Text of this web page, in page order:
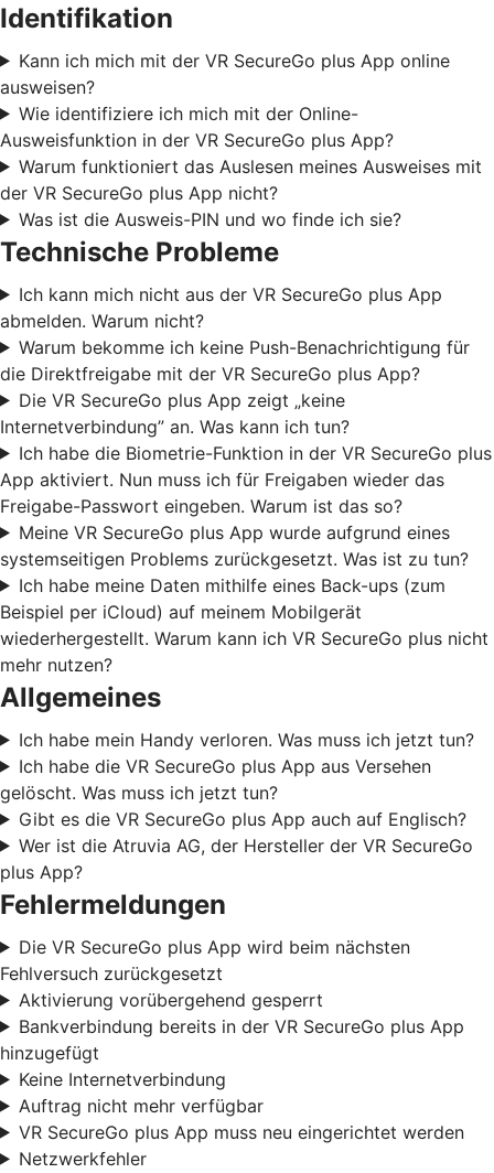
Identifikation
Kann ich mich mit der VR SecureGo plus App online
ausweisen?
Wie identifiziere ich mich mit der Online-
Ausweisfunktion in der VR SecureGo plus App?
Warum funktioniert das Auslesen meines Ausweises mit
der VR SecureGo plus App nicht?
Was ist die Ausweis-PIN und wo finde ich sie?
Technische Probleme
Ich kann mich nicht aus der VR SecureGo plus App
abmelden. Warum nicht?
Warum bekomme ich keine Push-Benachrichtigung für
die Direktfreigabe mit der VR SecureGo plus App?
Die VR SecureGo plus App zeigt „keine
Internetverbindung” an. Was kann ich tun?
Ich habe die Biometrie-Funktion in der VR SecureGo plus
App aktiviert. Nun muss ich für Freigaben wieder das
Freigabe-Passwort eingeben. Warum ist das so?
Meine VR SecureGo plus App wurde aufgrund eines
systemseitigen Problems zurückgesetzt. Was ist zu tun?
Ich habe meine Daten mithilfe eines Back-ups (zum
Beispiel per iCloud) auf meinem Mobilgerät
wiederhergestellt. Warum kann ich VR SecureGo plus nicht
mehr nutzen?
Allgemeines
Ich habe mein Handy verloren. Was muss ich jetzt tun?
Ich habe die VR SecureGo plus App aus Versehen
gelöscht. Was muss ich jetzt tun?
Gibt es die VR SecureGo plus App auch auf Englisch?
Wer ist die Atruvia AG, der Hersteller der VR SecureGo
plus App?
Fehlermeldungen
Die VR SecureGo plus App wird beim nächsten
Fehlversuch zurückgesetzt
Aktivierung vorübergehend gesperrt
Bankverbindung bereits in der VR SecureGo plus App
hinzugefügt
Keine Internetverbindung
Auftrag nicht mehr verfügbar
VR SecureGo plus App muss neu eingerichtet werden
Netzwerkfehler